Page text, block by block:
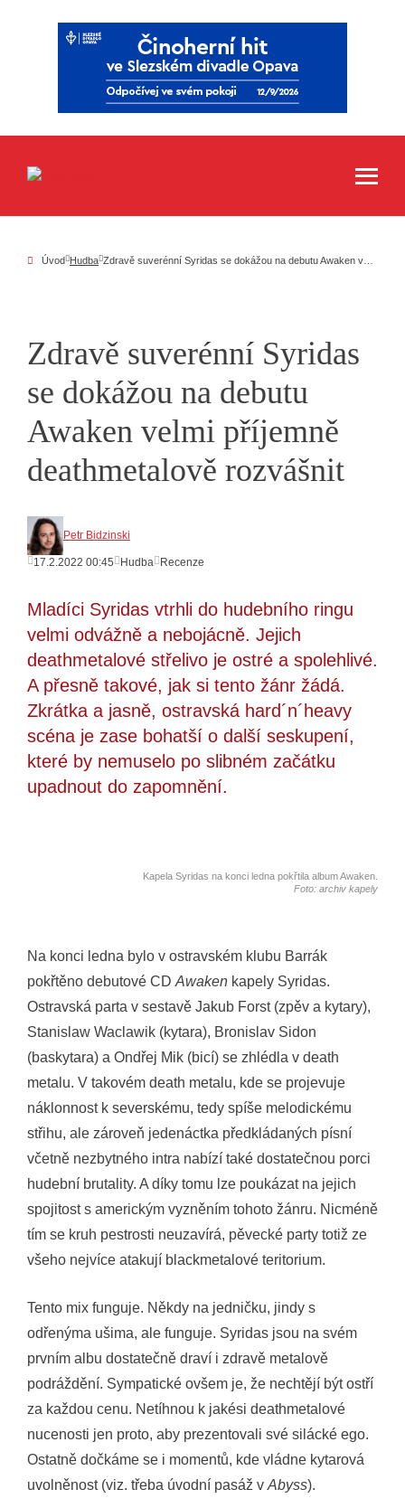
Úvod Hudba
Zdravě suverénní Syridas
se dokážou na debutu
Awaken velmi příjemně
deathmetalově rozvášnit
Petr Bidzinski
17.2.2022 00:45 Hudba Recenze
Mladíci Syridas vtrhli do hudebního ringu
velmi odvážně a nebojácně. Jejich
deathmetalové střelivo je ostré a spolehlivé.
A přesně takové, jak si tento žánr žádá.
Zkrátka a jasně, ostravská hard´n´heavy
scéna je zase bohatší o další seskupení,
které by nemuselo po slibném začátku
upadnout do zapomnění.
Kapela Syridas na konci ledna pokřtila album Awaken.
Foto: archiv kapely
Na konci ledna bylo v ostravském klubu Barrák
pokřtěno debutové CD Awaken kapely Syridas.
Ostravská parta v sestavě Jakub Forst (zpěv a kytary),
Stanislaw Waclawik (kytara), Bronislav Sidon
(baskytara) a Ondřej Mik (bicí) se zhlédla v death
metalu. V takovém death metalu, kde se projevuje
náklonnost k severskému, tedy spíše melodickému
střihu, ale zároveň jedenáctka předkládaných písní
včetně nezbytného intra nabízí také dostatečnou porci
hudební brutality. A díky tomu lze poukázat na jejich
spojitost s americkým vyzněním tohoto žánru. Nicméně
tím se kruh pestrosti neuzavírá, pěvecké party totiž ze
všeho nejvíce atakují blackmetalové teritorium.
Tento mix funguje. Někdy na jedničku, jindy s
odřenýma ušima, ale funguje. Syridas jsou na svém
prvním albu dostatečně draví i zdravě metalově
podráždění. Sympatické ovšem je, že nechtějí být ostří
za každou cenu. Netíhnou k jakési deathmetalové
nucenosti jen proto, aby prezentovali své silácké ego.
Ostatně dočkáme se i momentů, kde vládne kytarová
uvolněnost (viz. třeba úvodní pasáž v Abyss).